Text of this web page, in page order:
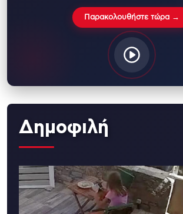
Παρακολουθήστε τώρα →
Δημοφιλή